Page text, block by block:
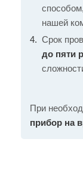
нашей
Срок
до пяти
При
прибор на